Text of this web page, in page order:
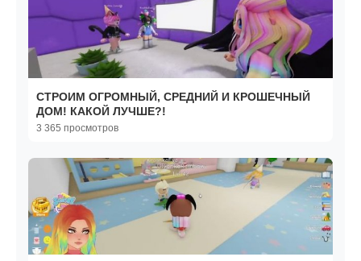
СТРОИМ ОГРОМНЫЙ, СРЕДНИЙ И КРОШЕЧНЫЙ
ДОМ! КАКОЙ ЛУЧШЕ?!
3 365 просмотров